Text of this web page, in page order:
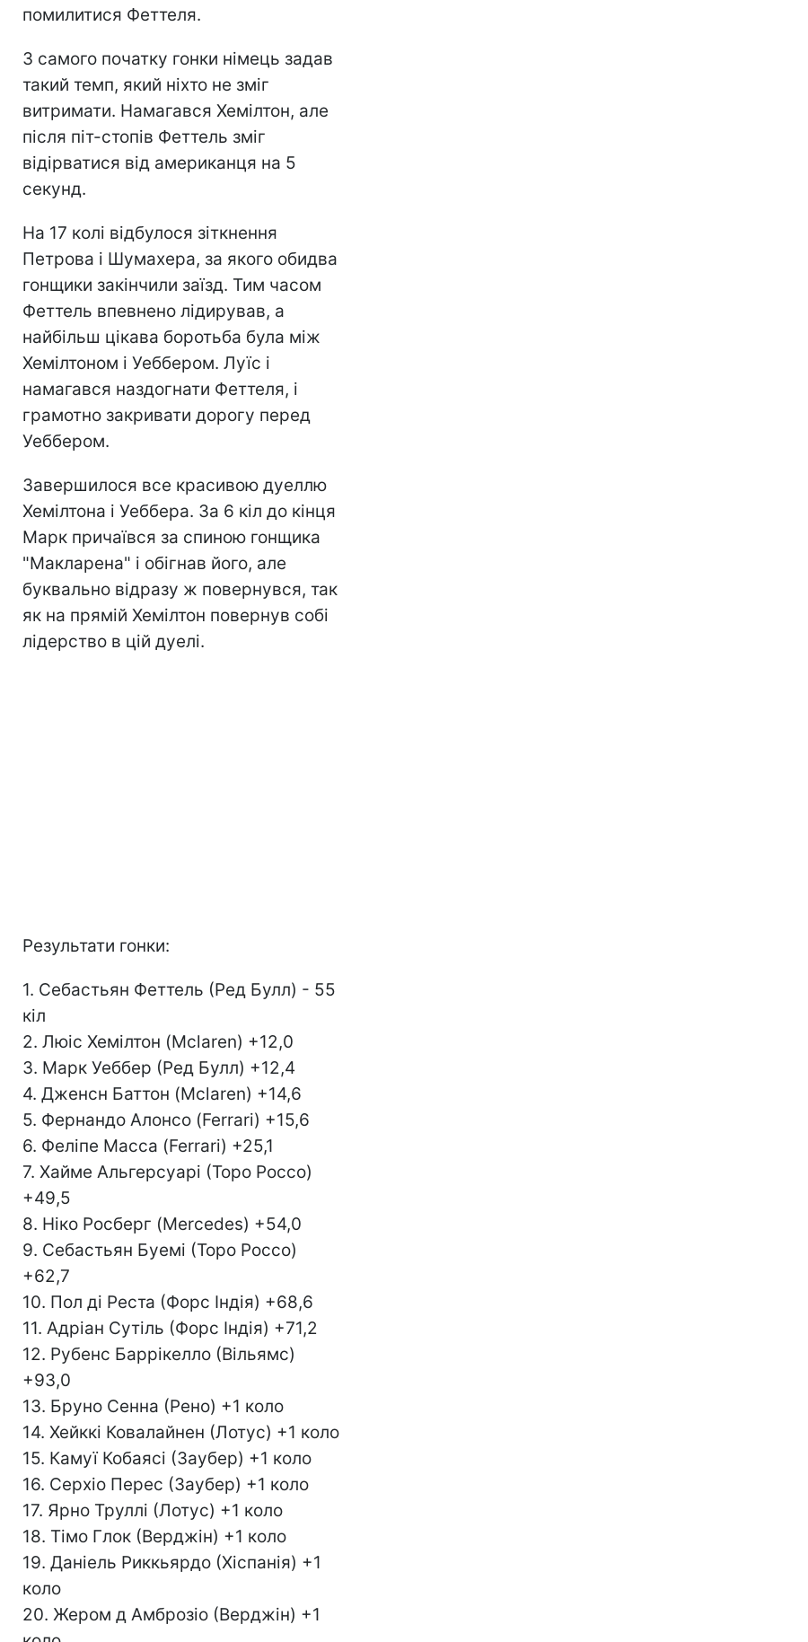
помилитися Феттеля.
З самого початку гонки німець задав
такий темп, який ніхто не зміг
витримати. Намагався Хемілтон, але
після піт-стопів Феттель зміг
відірватися від американця на 5
секунд.
На 17 колі відбулося зіткнення
Петрова і Шумахера, за якого обидва
гонщики закінчили заїзд. Тим часом
Феттель впевнено лідирував, а
найбільш цікава боротьба була між
Хемілтоном і Уеббером. Луїс і
намагався наздогнати Феттеля, і
грамотно закривати дорогу перед
Уеббером.
Завершилося все красивою дуеллю
Хемілтона і Уеббера. За 6 кіл до кінця
Марк причаївся за спиною гонщика
"Макларена" і обігнав його, але
буквально відразу ж повернувся, так
як на прямій Хемілтон повернув собі
лідерство в цій дуелі.
Результати гонки:
1. Себастьян Феттель (Ред Булл) - 55
кіл
2. Люіс Хемілтон (Mclaren) +12,0
3. Марк Уеббер (Ред Булл) +12,4
4. Дженсн Баттон (Mclaren) +14,6
5. Фернандо Алонсо (Ferrari) +15,6
6. Феліпе Масса (Ferrari) +25,1
7. Хайме Альгерсуарі (Торо Россо)
+49,5
8. Ніко Росберг (Mercedes) +54,0
9. Себастьян Буемі (Торо Россо)
+62,7
10. Пол ді Реста (Форс Індія) +68,6
11. Адріан Сутіль (Форс Індія) +71,2
12. Рубенс Баррікелло (Вільямс)
+93,0
13. Бруно Сенна (Рено) +1 коло
14. Хейккі Ковалайнен (Лотус) +1 коло
15. Камуї Кобаясі (Заубер) +1 коло
16. Серхіо Перес (Заубер) +1 коло
17. Ярно Труллі (Лотус) +1 коло
18. Тімо Глок (Верджін) +1 коло
19. Даніель Риккьярдо (Хіспанія) +1
коло
20. Жером д Амброзіо (Верджін) +1